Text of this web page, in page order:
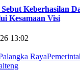
Keberhasilan
Kesamaan Visi
13:02
Raya